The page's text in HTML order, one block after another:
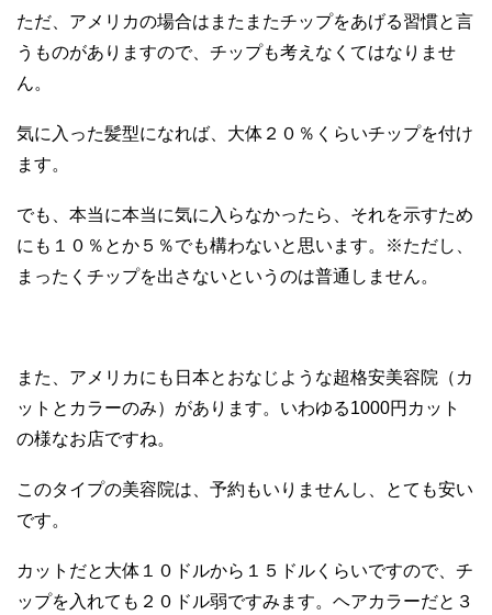
ただ、アメリカの場合はまたまたチップをあげる習慣と言
うものがありますので、チップも考えなくてはなりませ
ん。
気に入った髪型になれば、大体２０％くらいチップを付け
ます。
でも、本当に本当に気に入らなかったら、それを示すため
にも１０％とか５％でも構わないと思います。※ただし、
まったくチップを出さないというのは普通しません。
また、アメリカにも日本とおなじような超格安美容院（カ
ットとカラーのみ）があります。いわゆる1000円カット
の様なお店ですね。
このタイプの美容院は、予約もいりませんし、とても安い
です。
カットだと大体１０ドルから１５ドルくらいですので、チ
ップを入れても２０ドル弱ですみます。ヘアカラーだと３